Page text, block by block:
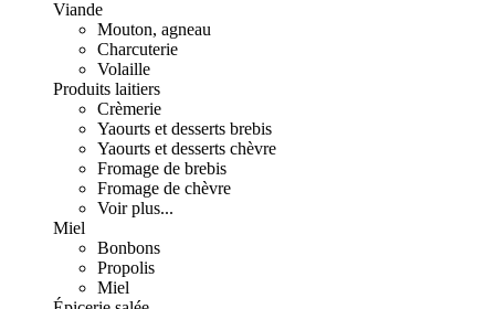
Viande
Mouton, agneau
Charcuterie
Volaille
Produits laitiers
Crèmerie
Yaourts et desserts brebis
Yaourts et desserts chèvre
Fromage de brebis
Fromage de chèvre
Voir plus...
Miel
Bonbons
Propolis
Miel